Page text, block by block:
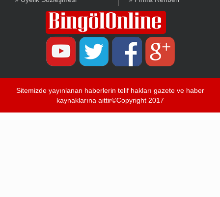
Sitemizde yayınlanan haberlerin telif hakları gazete ve haber
kaynaklarına aittir©Copyright 2017